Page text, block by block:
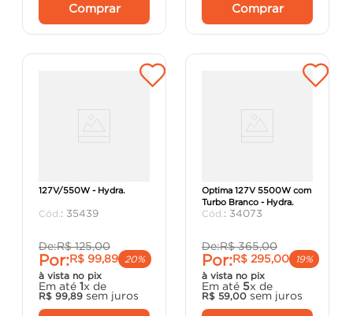
Comprar Comprar
127V/550W - Hydra.
: 35439
De:R$ 125,00
Por:R$ 99,89
20%
à vista no pix
Em até 1x de
R$ 99,89 sem juros
Optima 127V 5500W com
Turbo Branco - Hydra.
: 34073
De:R$ 365,00
Por:R$ 295,00
19%
à vista no pix
Em até 5x de
R$ 59,00 sem juros